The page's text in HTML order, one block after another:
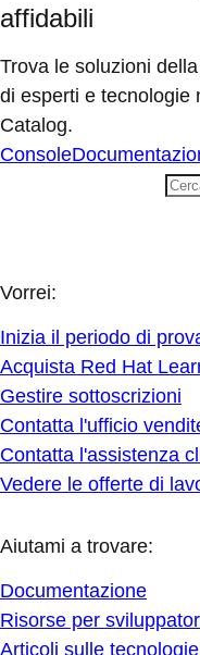
affidabili
Trova le soluzioni
di esperti e tecnologie
Catalog.
Console
Vorrei:
Inizia il periodo di
Acquista Red Hat
Gestire sottoscrizioni
Contatta l'ufficio
Contatta l'assistenza
Vedere le offerte di
Aiutami a trovare:
Documentazione
Risorse per
Articoli sulle tecnologie